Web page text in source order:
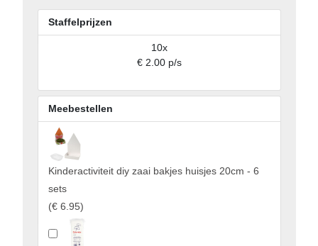
Staffelprijzen
10x
€ 2.00 p/s
Meebestellen
Kinderactiviteit diy zaai bakjes huisjes 20cm - 6
sets
(€ 6.95)